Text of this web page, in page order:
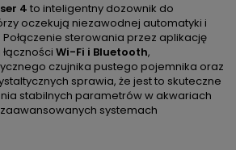
4 to inteligentny dozownik do
oczekują niezawodnej automatyki i
sterowania przez aplikację
Wi-Fi i Bluetooth,
czujnika pustego pojemnika oraz
sprawia, że jest to skuteczne
stabilnych parametrów w akwariach
systemach